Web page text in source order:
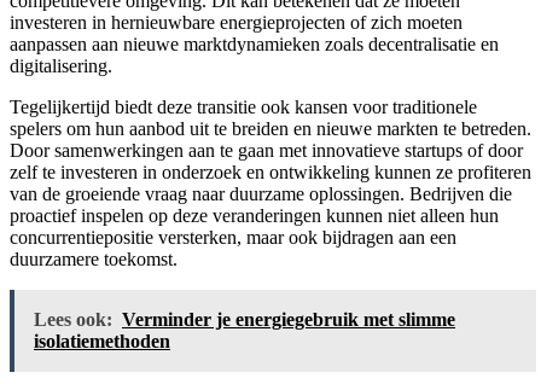
investeren in hernieuwbare energieprojecten of zich moeten
aanpassen aan nieuwe marktdynamieken zoals decentralisatie en
digitalisering.
Tegelijkertijd biedt deze transitie ook kansen voor traditionele
spelers om hun aanbod uit te breiden en nieuwe markten te betreden.
Door samenwerkingen aan te gaan met innovatieve startups of door
zelf te investeren in onderzoek en ontwikkeling kunnen ze profiteren
van de groeiende vraag naar duurzame oplossingen. Bedrijven die
proactief inspelen op deze veranderingen kunnen niet alleen hun
concurrentiepositie versterken, maar ook bijdragen aan een
duurzamere toekomst.
Lees ook: Verminder je energiegebruik met slimme
isolatiemethoden